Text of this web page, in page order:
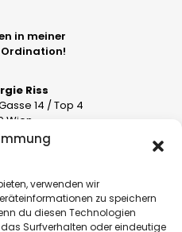
verwenden wir
zu speichern
du diesen Technologien
Surfverhalten oder eindeutige
in meiner
Riss
14 / Top 4
Wien
Vereinbarung